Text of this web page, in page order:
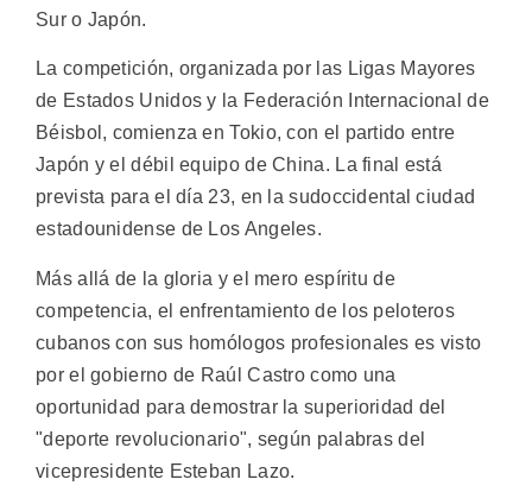
Sur o Japón.
La competición, organizada por las Ligas Mayores
de Estados Unidos y la Federación Internacional de
Béisbol, comienza en Tokio, con el partido entre
Japón y el débil equipo de China. La final está
prevista para el día 23, en la sudoccidental ciudad
estadounidense de Los Angeles.
Más allá de la gloria y el mero espíritu de
competencia, el enfrentamiento de los peloteros
cubanos con sus homólogos profesionales es visto
por el gobierno de Raúl Castro como una
oportunidad para demostrar la superioridad del
"deporte revolucionario", según palabras del
vicepresidente Esteban Lazo.